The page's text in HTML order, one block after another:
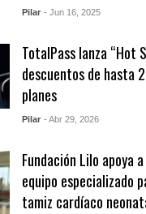
Pilar - Jun 16, 2025
TotalPass lanza “Hot
descuentos de hasta
planes
Pilar - Abr 29, 2026
Fundación Lilo apoya
equipo especializado
tamiz cardíaco